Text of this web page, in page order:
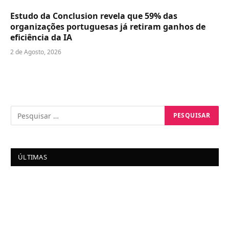
Estudo da Conclusion revela que 59% das
organizações portuguesas já retiram ganhos de
eficiência da IA
2 de Agosto, 2026
ÚLTIMAS